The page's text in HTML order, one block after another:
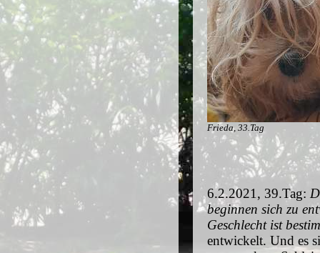
Frieda, 33.Tag
6.2.2021, 39.Tag:
beginnen sich zu
Geschlecht ist
entwickelt. Und es